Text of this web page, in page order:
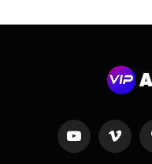
ویمیو یوٹیوب